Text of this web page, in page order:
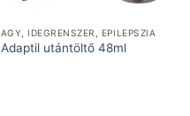
AGY, IDEGRENSZER, EPILEPSZIA
Adaptil utántöltő 48ml